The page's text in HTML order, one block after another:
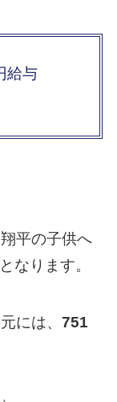
給与
平の子供へ
となります。
には、 751